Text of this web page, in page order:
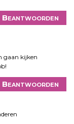
Beantwoorden
gaan kijken
Beantwoorden